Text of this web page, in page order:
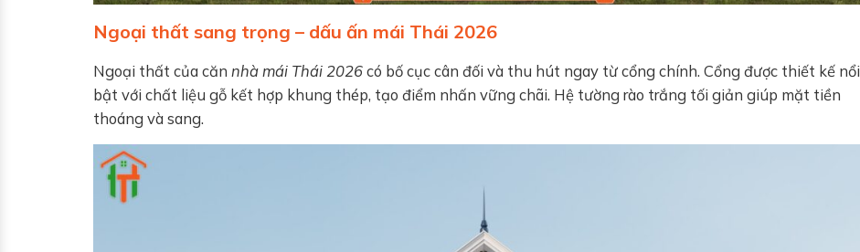
Ngoại thất sang trọng – dấu ấn mái Thái 2026
Ngoại thất của căn nhà mái Thái 2026có bố cục cân đối và thu hút ngay từ cổng chính. Cổng được thiết kế nổi
bật với chất liệu gỗ kết hợp khung thép, tạo điểm nhấn vững chãi. Hệ tường rào trắng tối giản giúp mặt tiền
thoáng và sang.